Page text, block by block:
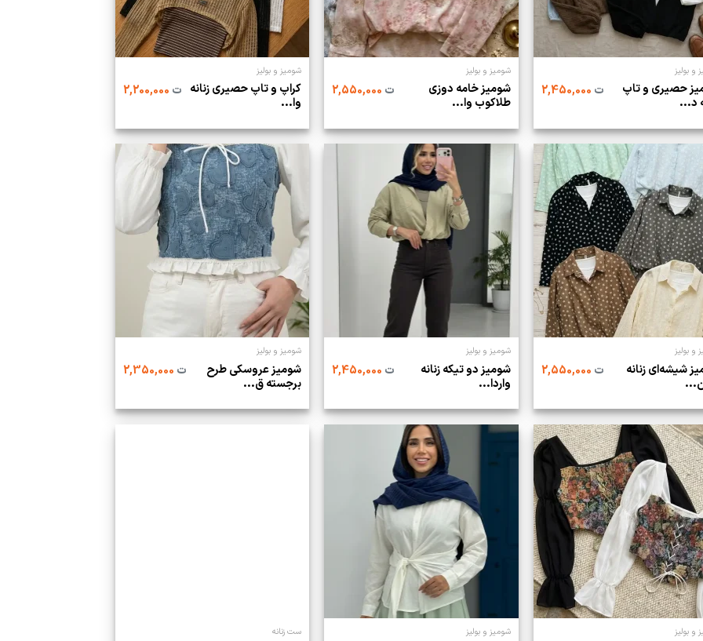
و بولیز
حصیری و تاپ
د...
ت
شومیز و بولیز
شومیز خامه دوزی
طلاکوب وا...
ت
شومیز و بولیز
کراپ و تاپ حصیری زنانه
وا...
ت
و بولیز
شیشه‌ای زنانه
ت
شومیز و بولیز
شومیز دو تیکه زنانه
واردا...
ت
شومیز و بولیز
شومیز عروسکی طرح
برجسته ق...
ت
و بولیز شومیز و بولیز ست زنانه